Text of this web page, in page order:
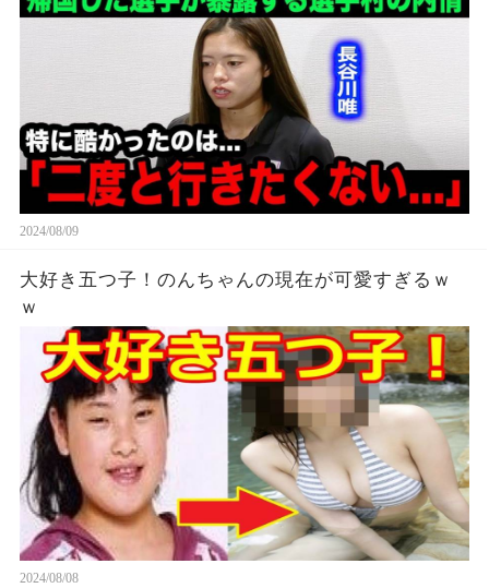
2024/08/09
大好き五つ子！のんちゃんの現在が可愛すぎるｗ
ｗ
2024/08/08